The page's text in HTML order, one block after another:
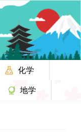
化学
地学